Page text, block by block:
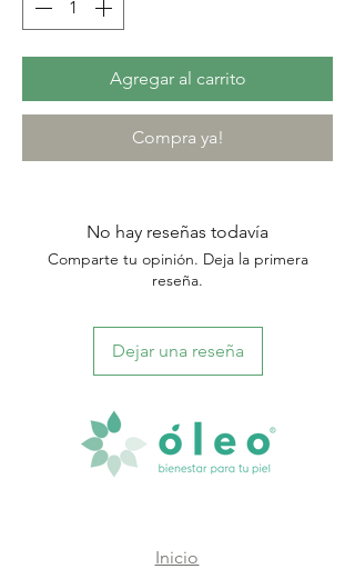
Agregar al carrito
Compra ya!
No hay reseñas todavía
Comparte tu opinión. Deja la primera
reseña.
Dejar una reseña
Inicio